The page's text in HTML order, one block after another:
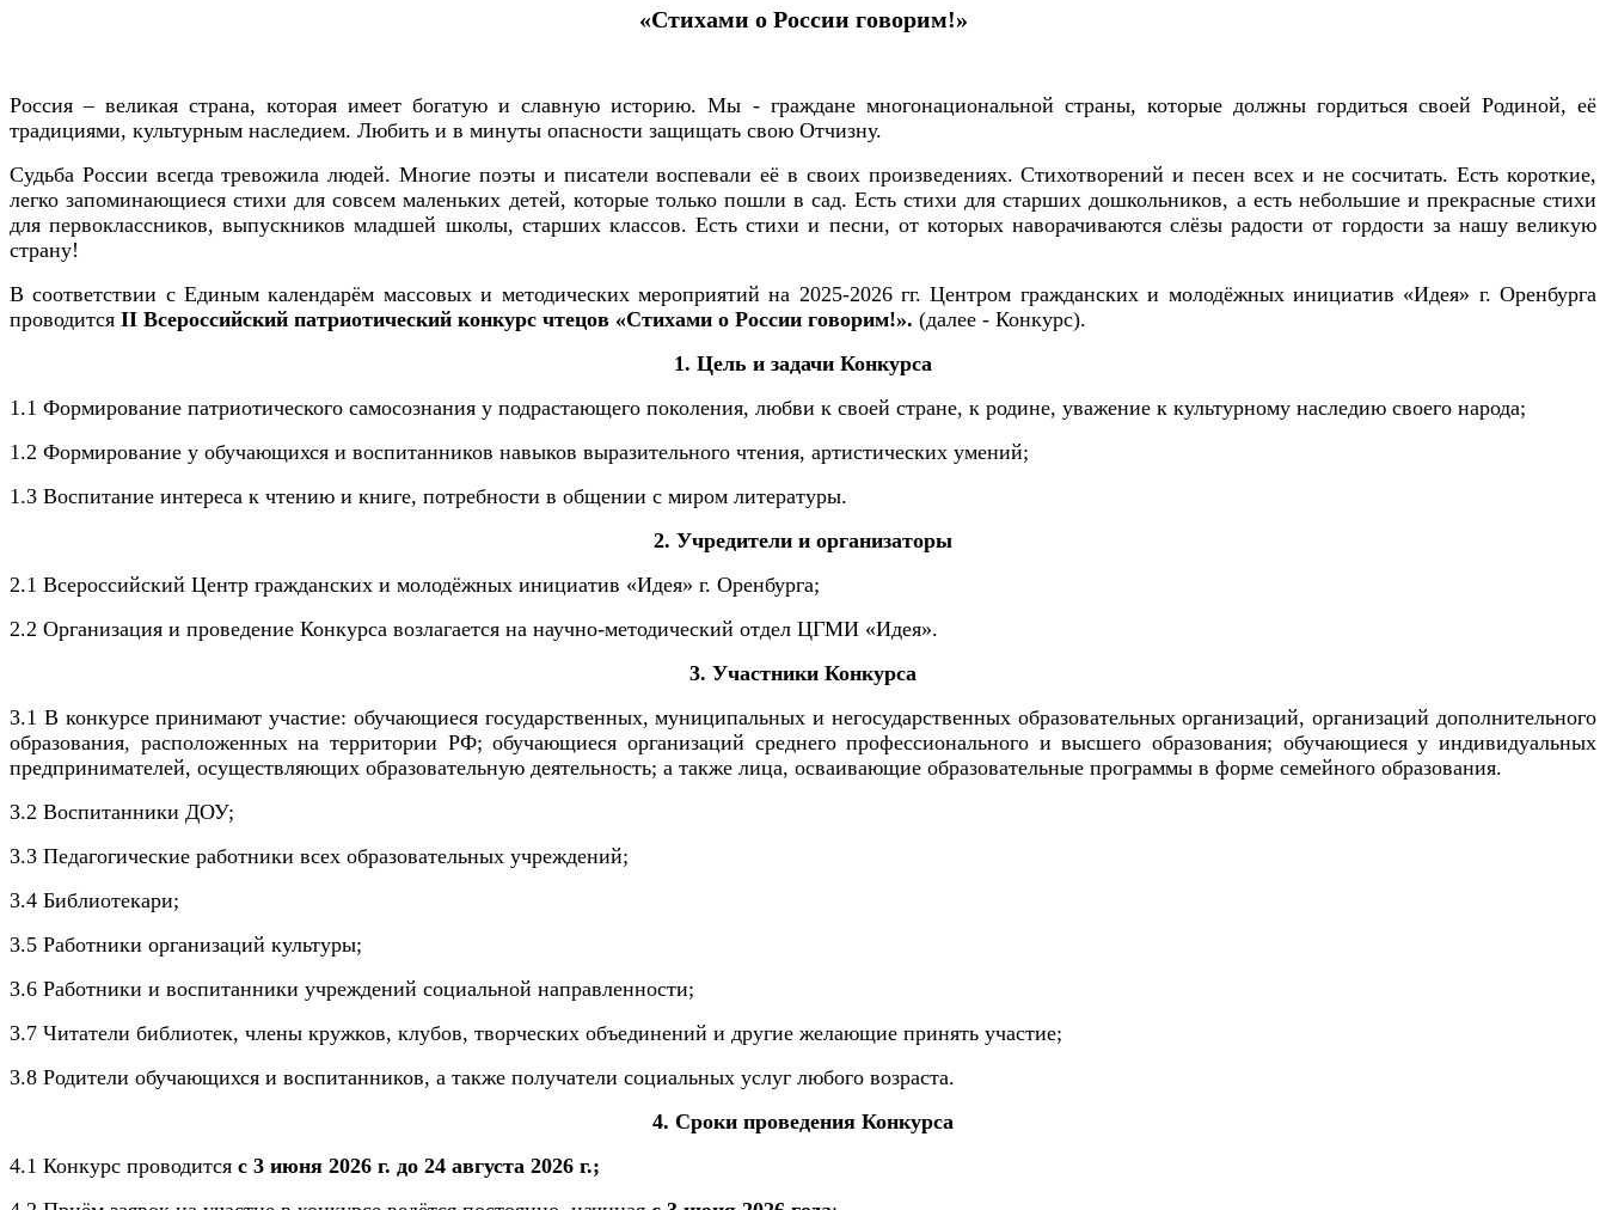
«Стихами о России говорим!»
Россия – великая страна, которая имеет богатую и славную историю. Мы - граждане многонациональной страны, которые должны гордиться своей Родиной, её
традициями, культурным наследием. Любить и в минуты опасности защищать свою Отчизну.
Судьба России всегда тревожила людей. Многие поэты и писатели воспевали её в своих произведениях. Стихотворений и песен всех и не сосчитать. Есть короткие,
легко запоминающиеся стихи для совсем маленьких детей, которые только пошли в сад. Есть стихи для старших дошкольников, а есть небольшие и прекрасные стихи
для первоклассников, выпускников младшей школы, старших классов. Есть стихи и песни, от которых наворачиваются слёзы радости от гордости за нашу великую
страну!
В соответствии с Единым календарём массовых и методических мероприятий на 2025-2026 гг. Центром гражданских и молодёжных инициатив «Идея» г. Оренбурга
проводится II Всероссийский патриотический конкурс чтецов «Стихами о России говорим!». (далее - Конкурс).
1. Цель и задачи Конкурса
1.1 Формирование патриотического самосознания у подрастающего поколения, любви к своей стране, к родине, уважение к культурному наследию своего народа;
1.2 Формирование у обучающихся и воспитанников навыков выразительного чтения, артистических умений;
1.3 Воспитание интереса к чтению и книге, потребности в общении с миром литературы.
2. Учредители и организаторы
2.1 Всероссийский Центр гражданских и молодёжных инициатив «Идея» г. Оренбурга;
2.2 Организация и проведение Конкурса возлагается на научно-методический отдел ЦГМИ «Идея».
3. Участники Конкурса
3.1 В конкурсе принимают участие: обучающиеся государственных, муниципальных и негосударственных образовательных организаций, организаций дополнительного
образования, расположенных на территории РФ; обучающиеся организаций среднего профессионального и высшего образования; обучающиеся у индивидуальных
предпринимателей, осуществляющих образовательную деятельность; а также лица, осваивающие образовательные программы в форме семейного образования.
3.2 Воспитанники ДОУ;
3.3 Педагогические работники всех образовательных учреждений;
3.4 Библиотекари;
3.5 Работники организаций культуры;
3.6 Работники и воспитанники учреждений социальной направленности;
3.7 Читатели библиотек, члены кружков, клубов, творческих объединений и другие желающие принять участие;
3.8 Родители обучающихся и воспитанников, а также получатели социальных услуг любого возраста.
4. Сроки проведения Конкурса
4.1 Конкурс проводится с 3 июня 2026 г. до 24 августа 2026 г.;